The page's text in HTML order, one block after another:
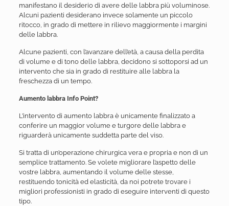
manifestano il desiderio di avere delle labbra più voluminose.
Alcuni pazienti desiderano invece solamente un piccolo
ritocco, in grado di mettere in rilievo maggiormente i margini
delle labbra.
Alcune pazienti, con l’avanzare dell’età, a causa della perdita
di volume e di tono delle labbra, decidono si sottoporsi ad un
intervento che sia in grado di restituire alle labbra la
freschezza di un tempo.
Aumento labbra Info Point?
L’intervento di aumento labbra è unicamente finalizzato a
conferire un maggior volume e turgore delle labbra e
riguarderà unicamente suddetta parte del viso.
Si tratta di un’operazione chirurgica vera e propria e non di un
semplice trattamento. Se volete migliorare l’aspetto delle
vostre labbra, aumentando il volume delle stesse,
restituendo tonicità ed elasticità, da noi potrete trovare i
migliori professionisti in grado di eseguire interventi di questo
tipo.